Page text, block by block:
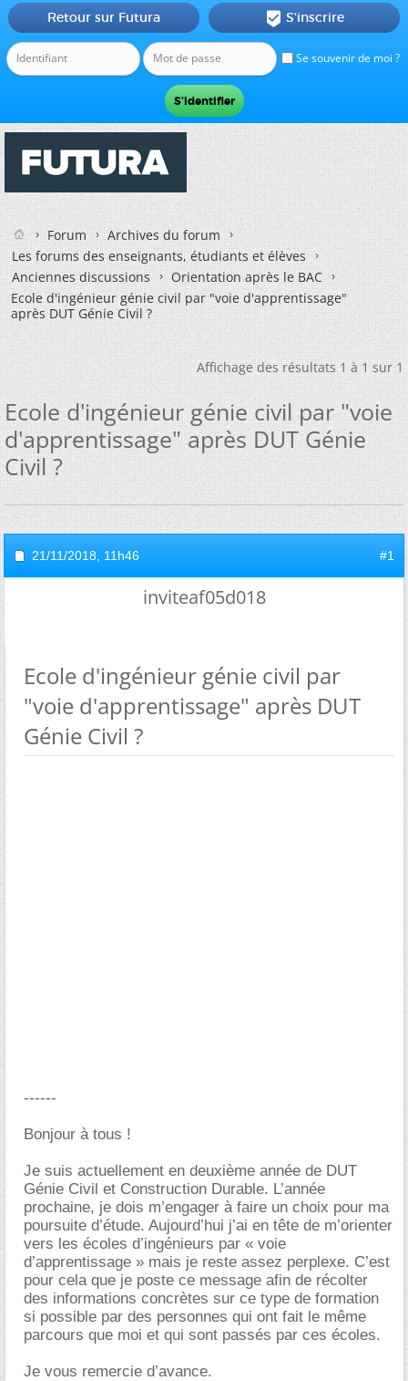
Se souvenir de moi ?
Retour sur Futura  S'inscrire
Forum
Archives du forum
Les forums des enseignants, étudiants et élèves
Anciennes discussions
Orientation après le BAC
Ecole d'ingénieur génie civil par "voie d'apprentissage"
après DUT Génie Civil ?
Affichage des résultats 1 à 1 sur 1
Ecole d'ingénieur génie civil par "voie
d'apprentissage" après DUT Génie
Civil ?
21/11/2018, 11h46 #1
inviteaf05d018
Ecole d'ingénieur génie civil par
"voie d'apprentissage" après DUT
Génie Civil ?
------
Bonjour à tous !
Je suis actuellement en deuxième année de DUT
Génie Civil et Construction Durable. L’année
prochaine, je dois m’engager à faire un choix pour ma
poursuite d’étude. Aujourd’hui j’ai en tête de m’orienter
vers les écoles d’ingénieurs par « voie
d’apprentissage » mais je reste assez perplexe. C’est
pour cela que je poste ce message afin de récolter
des informations concrètes sur ce type de formation
si possible par des personnes qui ont fait le même
parcours que moi et qui sont passés par ces écoles.
Je vous remercie d’avance.